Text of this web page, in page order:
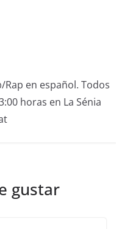
en español. Todos
horas en La Sénia
gustar